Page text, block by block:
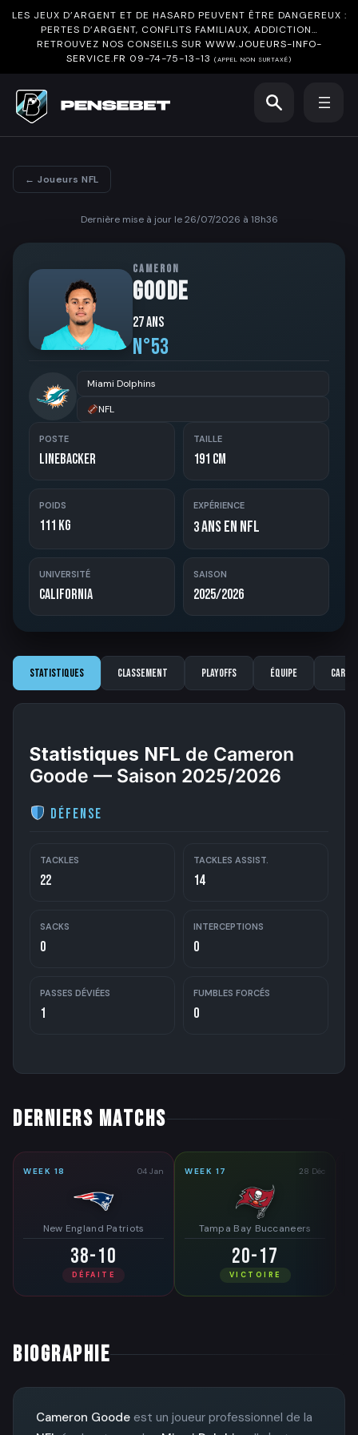
LES JEUX D’ARGENT ET DE HASARD PEUVENT ÊTRE DANGEREUX :
PERTES D’ARGENT, CONFLITS FAMILIAUX, ADDICTION…
RETROUVEZ NOS CONSEILS SUR WWW.JOUEURS-INFO-
SERVICE.FR 09-74-75-13-13 (APPEL NON SURTAXÉ)
← Joueurs NFL
Dernière mise à jour le 26/07/2026 à 18h36
CAMERON
GOODE
27 ans
N°53
Miami Dolphins
NFL
POSTE
Linebacker
TAILLE
191 cm
POIDS
111 kg
EXPÉRIENCE
3ans en NFL
UNIVERSITÉ
California
SAISON
2025/2026
Statistiques Classement Playoffs Équipe
Statistiques NFL de Cameron
Goode — Saison 2025/2026
Défense
TACKLES
22
TACKLES ASSIST.
14
SACKS
0
INTERCEPTIONS
0
PASSES DÉVIÉES
1
FUMBLES FORCÉS
0
DERNIERS MATCHS
WEEK 18 04 Jan
New England Patriots
38-10
DÉFAITE
WEEK 17 28 Déc
Tampa Bay Buccaneers
20-17
VICTOIRE
BIOGRAPHIE
Cameron Goode est un joueur professionnel de la